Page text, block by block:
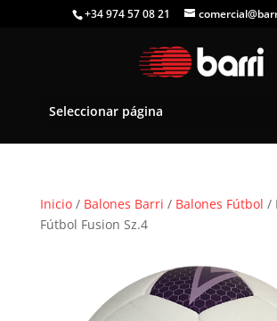
+34 974 57 08 21
Seleccionar página
Inicio/ Balones Barri / Balones Fútbol /
Fútbol Fusion Sz.4